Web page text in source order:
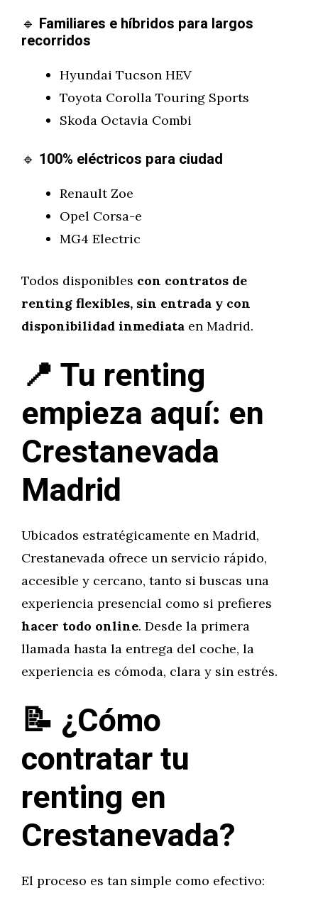
🔹 Familiares e híbridos para largos
recorridos
Hyundai Tucson HEV
Toyota Corolla Touring Sports
Skoda Octavia Combi
🔹 100% eléctricos para ciudad
Renault Zoe
Opel Corsa-e
MG4 Electric
Todos disponibles con contratos de
renting flexibles, sin entrada y con
disponibilidad inmediata en Madrid.
📍 Tu renting
empieza aquí: en
Crestanevada
Madrid
Ubicados estratégicamente en Madrid,
Crestanevada ofrece un servicio rápido,
accesible y cercano, tanto si buscas una
experiencia presencial como si prefieres
hacer todo online. Desde la primera
llamada hasta la entrega del coche, la
experiencia es cómoda, clara y sin estrés.
📝 ¿Cómo
contratar tu
renting en
Crestanevada?
El proceso es tan simple como efectivo: